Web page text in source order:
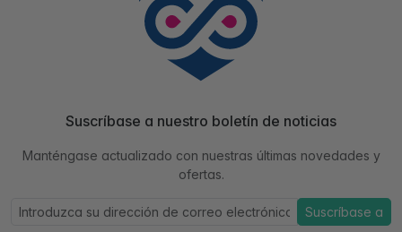
Suscríbase a nuestro boletín de noticias
Manténgase actualizado con nuestras últimas novedades y
ofertas.
Suscríbase a